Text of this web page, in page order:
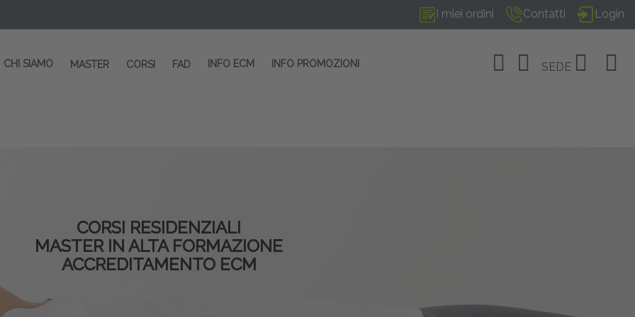
I miei ordini Contatti Login
CHI SIAMO MASTER CORSI FAD INFO ECM INFO PROMOZIONI SEDE
CORSI RESIDENZIALI
MASTER IN ALTA FORMAZIONE
ACCREDITAMENTO ECM